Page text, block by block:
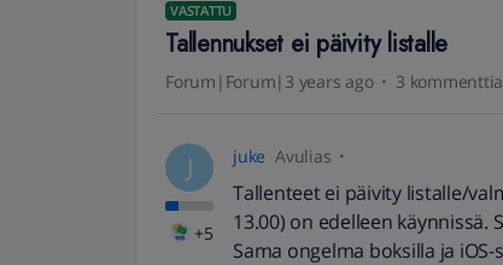
VASTATTU
Tallennukset ei päivity listalle
Forum|Forum|3 years ago 3 kommenttia
J
+5
juke Avulias
Tallenteet ei päivity listalle/
13.00) on edelleen käynnissä.
Sama ongelma boksilla ja iOS-